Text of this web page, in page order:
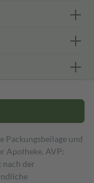
Packungsbeilage und
Apotheke. AVP:
der